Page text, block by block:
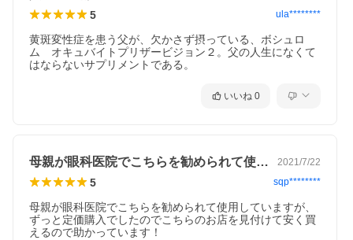
5 ula********
黄斑変性症を患う父が、欠かさず摂っている、ボシュロ
ム　オキュバイトプリザービジョン２。父の人生になくて
はならないサプリメントである。
いいね 0
母親が眼科医院でこちらを勧められて使用… 2021/7/22
5 sqp********
母親が眼科医院でこちらを勧められて使用していますが、
ずっと定価購入でしたのでこちらのお店を見付けて安く買
えるので助かっています！